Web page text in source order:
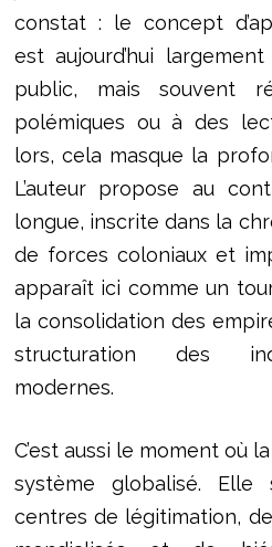
constat : le concept
est aujourd’hui
public, mais souvent
polémiques ou à des
lors, cela masque la
L’auteur propose au
longue, inscrite dans la
de forces coloniaux et
apparaît ici comme un
la consolidation des
structuration des
modernes.
C’est aussi le moment où
système globalisé. Elle
centres de légitimation,